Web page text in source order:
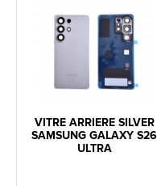
VITRE ARRIERE SILVER
SAMSUNG GALAXY S26
ULTRA